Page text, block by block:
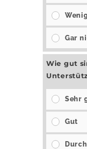
Gar
Wie gut
Sehr
Gut